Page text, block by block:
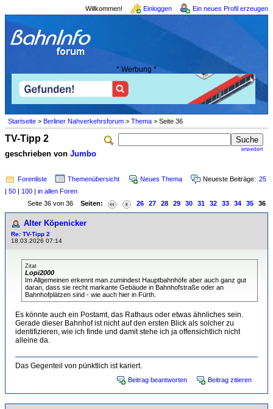
Willkommen! Einloggen Ein neues Profil erzeugen
* Werbung *
Startseite > Berliner Nahverkehrsforum > Thema > Seite 36
erweitert
TV-Tipp 2
geschrieben von Jumbo
Forenliste Themenübersicht Neues Thema Neueste Beiträge: 25
| 50 | 100 | in allen Foren
Seite 36 von 36 Seiten: 26 27 28 29 30 31 32 33 34 35 36
Alter Köpenicker
Re: TV-Tipp 2
18.03.2026 07:14
Zitat
Lopi2000
Im Allgemeinen erkennt man zumindest Hauptbahnhöfe aber auch ganz gut
daran, dass sie recht markante Gebäude in Bahnhofstraße oder an
Bahnhofplätzen sind - wie auch hier in Fürth.
Es könnte auch ein Postamt, das Rathaus oder etwas ähnliches sein.
Gerade dieser Bahnhof ist nicht auf den ersten Blick als solcher zu
identifizieren, wie ich finde und damit stehe ich ja offensichtlich nicht
alleine da.
Das Gegenteil von pünktlich ist kariert.
Beitrag beantworten Beitrag zitieren